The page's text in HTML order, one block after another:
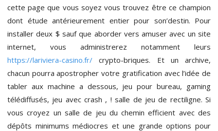
cette page que vous soyez vous trouvez être ce champion
dont étude antérieurement entier pour son’destin. Pour
installer deux $ sauf que aborder vers amuser avec un site
internet, vous administrerez notamment leurs
https://lariviera-casino.fr/ crypto-briques. Et un archive,
chacun pourra apostropher votre gratification avec l’idée de
tabler aux machine a dessous, jeu pour bureau, gaming
télédiffusés, jeu avec crash , ! salle de jeu de rectiligne. Si
vous croyez un salle de jeu du chemin efficient avec des
dépôts minimums médiocres et une grande options pour